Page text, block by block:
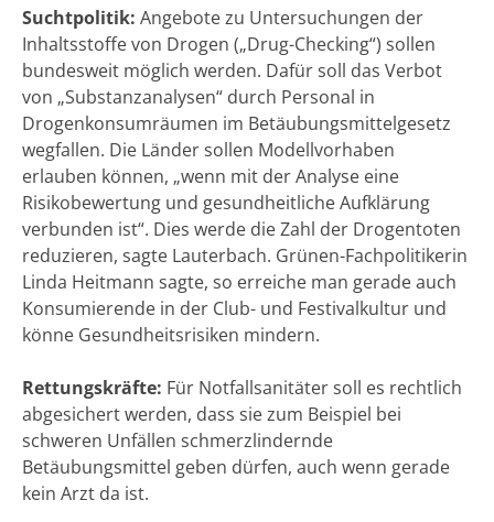
Suchtpolitik: Angebote zu Untersuchungen der
Inhaltsstoffe von Drogen („Drug-Checking“) sollen
bundesweit möglich werden. Dafür soll das Verbot
von „Substanzanalysen“ durch Personal in
Drogenkonsumräumen im Betäubungsmittelgesetz
wegfallen. Die Länder sollen Modellvorhaben
erlauben können, „wenn mit der Analyse eine
Risikobewertung und gesundheitliche Aufklärung
verbunden ist“. Dies werde die Zahl der Drogentoten
reduzieren, sagte Lauterbach. Grünen-Fachpolitikerin
Linda Heitmann sagte, so erreiche man gerade auch
Konsumierende in der Club- und Festivalkultur und
könne Gesundheitsrisiken mindern.
Rettungskräfte: Für Notfallsanitäter soll es rechtlich
abgesichert werden, dass sie zum Beispiel bei
schweren Unfällen schmerzlindernde
Betäubungsmittel geben dürfen, auch wenn gerade
kein Arzt da ist.